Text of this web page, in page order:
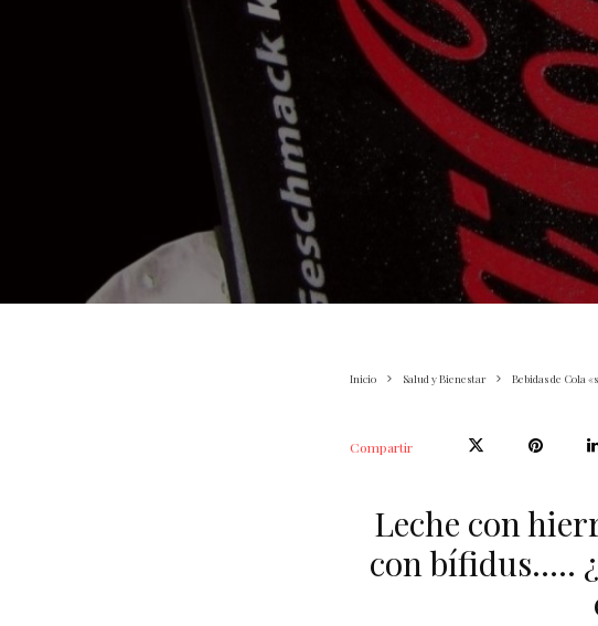
Inicio Salud y Bienestar Bebidas de Cola
Compartir
Leche con
con bífidus…..